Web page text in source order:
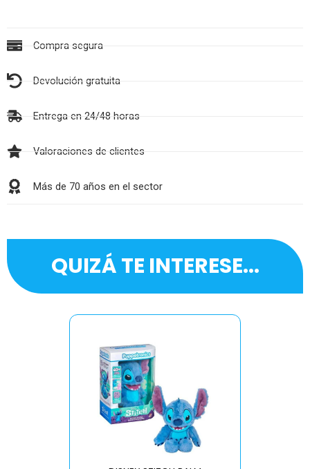
Compra segura
Devolución gratuita
Entrega en 24/48 horas
Valoraciones de clientes
Más de 70 años en el sector
QUIZÁ TE INTERESE...